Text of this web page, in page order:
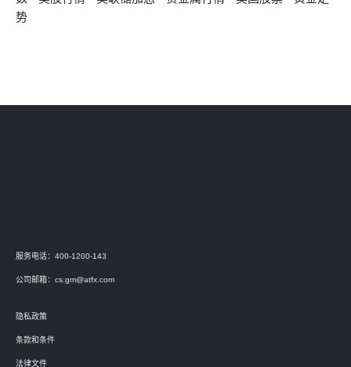
势
服务电话：400-1200-143
公司邮箱： cs.gm@atfx.com
隐私政策
条款和条件
法律文件